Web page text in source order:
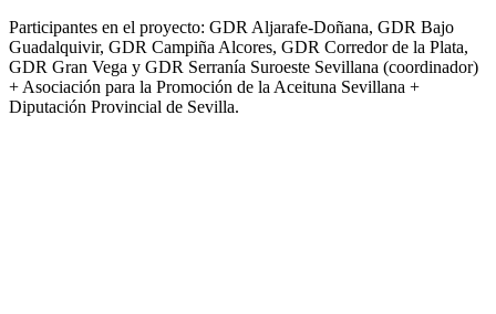
Participantes en el proyecto: GDR Aljarafe-Doñana, GDR Bajo
Guadalquivir, GDR Campiña Alcores, GDR Corredor de la Plata,
GDR Gran Vega y GDR Serranía Suroeste Sevillana (coordinador)
+ Asociación para la Promoción de la Aceituna Sevillana +
Diputación Provincial de Sevilla.